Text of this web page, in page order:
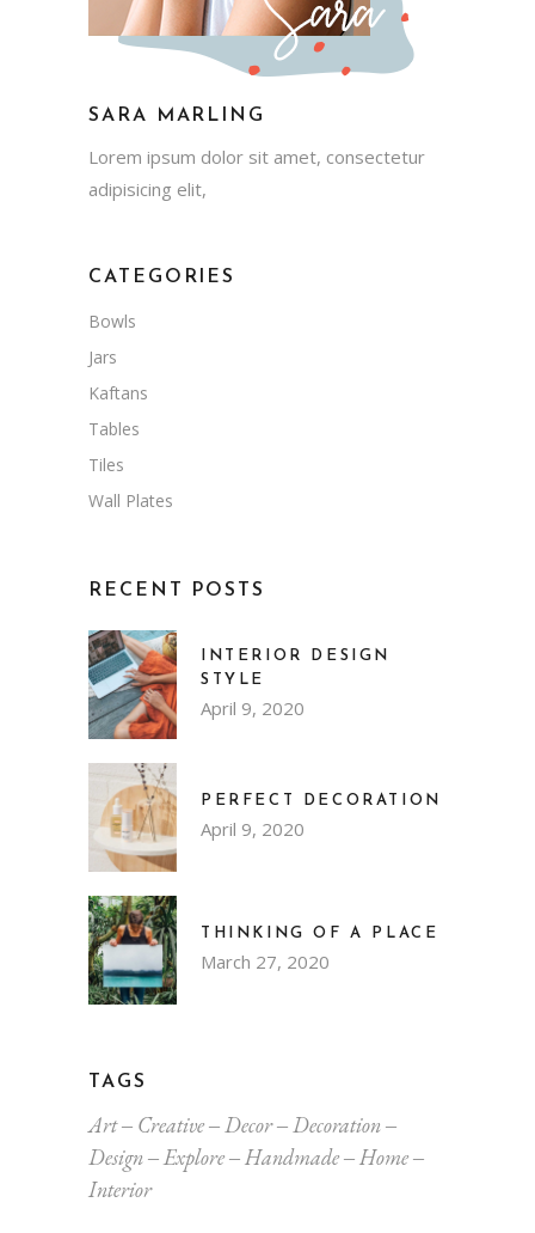
SARA MARLING
Lorem ipsum dolor sit amet, consectetur
adipisicing elit,
CATEGORIES
Bowls
Jars
Kaftans
Tables
Tiles
Wall Plates
RECENT POSTS
INTERIOR DESIGN
STYLE
April 9, 2020
PERFECT DECORATION
April 9, 2020
THINKING OF A PLACE
March 27, 2020
TAGS
Art Creative Decor
Decoration
Design
Explore Handmade
Home
Interior